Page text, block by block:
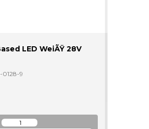
LED WeiÃŸ 28V
0128-9